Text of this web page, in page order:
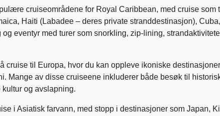
cruiseområdene for Royal Caribbean, med cruise som
Haiti (Labadee – deres private stranddestinasjon),
eventyr med turer som snorkling, zip-lining,
cruise til Europa, hvor du kan oppleve ikoniske
Mange av disse cruiseene inkluderer både besøk til
kultur og avslapning.
i Asiatisk farvann, med stopp i destinasjoner som Japan,